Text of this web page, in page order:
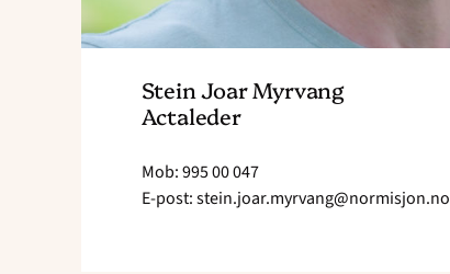
Stein Joar Myrvang
Actaleder
Mob: 995 00 047
E-post: stein.joar.myrvang@normisjon.no